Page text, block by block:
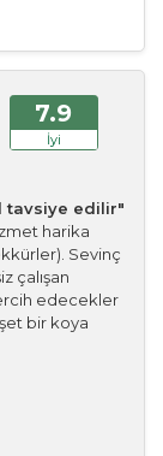
7.9
İyi
tavsiye edilir"
harika
Sevinç
çalışan
edecekler
bir koya